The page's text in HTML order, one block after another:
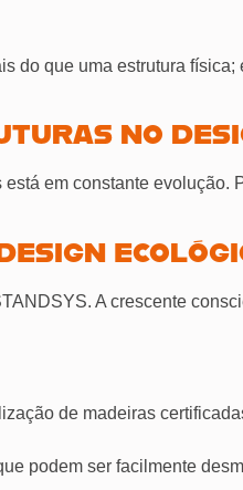
do que uma estrutura
NO
em constante evolução.
A crescente
de madeiras
podem ser facilmente